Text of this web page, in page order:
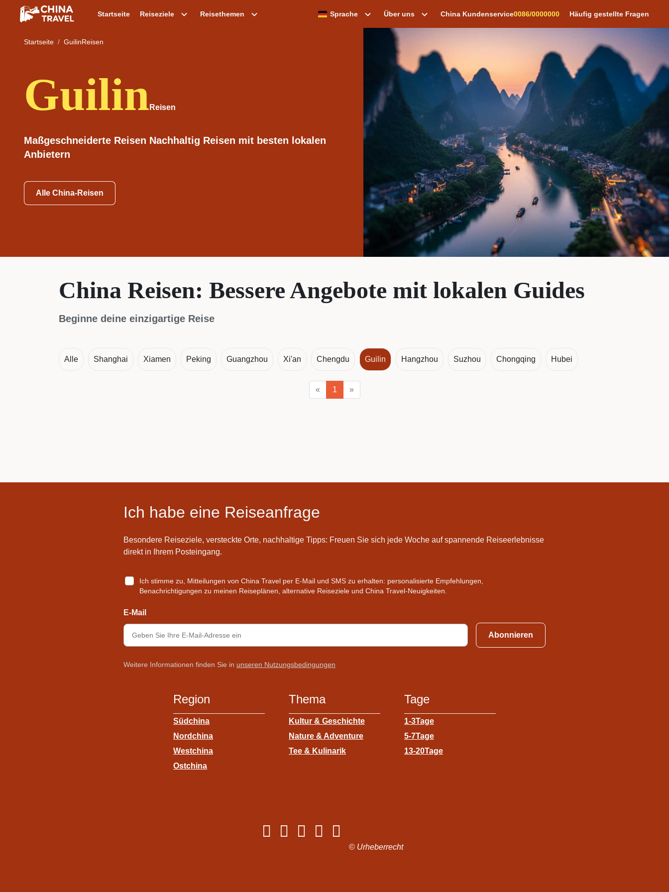
Startseite Reiseziele Reisethemen Sprache Über uns China Kundenservice0086/0000000 Häufig gestellte Fragen
Startseite GuilinReisen
Guilin
Maßgeschneiderte Reisen Nachhaltig Reisen mit besten lokalen
Anbietern
Alle China-Reisen
China Reisen: Bessere Angebote mit lokalen Guides
Beginne deine einzigartige Reise
Alle Shanghai Xiamen Peking Guangzhou Xi'an Chengdu Guilin Hangzhou Suzhou Chongqing Hubei
« 1 »
Ich habe eine Reiseanfrage
Besondere Reiseziele, versteckte Orte, nachhaltige Tipps: Freuen Sie sich jede Woche auf spannende Reiseerlebnisse
direkt in Ihrem Posteingang.
Ich stimme zu, Mitteilungen von China Travel per E-Mail und SMS zu erhalten: personalisierte Empfehlungen,
Benachrichtigungen zu meinen Reiseplänen, alternative Reiseziele und China Travel-Neuigkeiten.
E-Mail
Abonnieren
Weitere Informationen finden Sie in unseren Nutzungsbedingungen
Region
Südchina
Nordchina
Westchina
Ostchina
Thema
Kultur & Geschichte
Nature & Adventure
Tee & Kulinarik
Tage
1-3Tage
5-7Tage
13-20Tage
© Urheberrecht